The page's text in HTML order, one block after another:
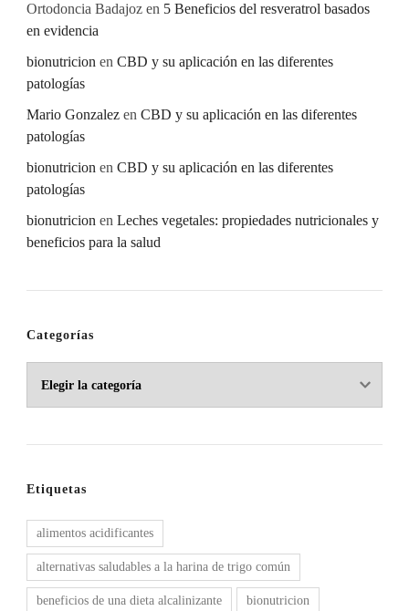
Ortodoncia Badajoz en 5 Beneficios del resveratrol basados
en evidencia
bionutricion en CBD y su aplicación en las diferentes
patologías
Mario Gonzalez en CBD y su aplicación en las diferentes
patologías
bionutricion en CBD y su aplicación en las diferentes
patologías
bionutricion en Leches vegetales: propiedades nutricionales y
beneficios para la salud
Categorías
Categorías
Etiquetas
alimentos acidificantes
alternativas saludables a la harina de trigo común
beneficios de una dieta alcalinizante bionutricion